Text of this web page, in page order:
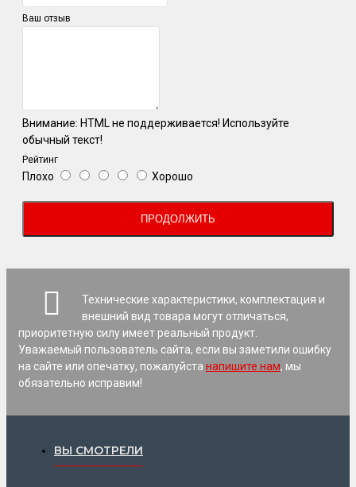
Ваш отзыв
Внимание: HTML не поддерживается! Используйте
обычный текст!
Рейтинг
Плохо Хорошо
ПРОДОЛЖИТЬ
Технические характеристики, комплектация и
внешний вид товара могут отличаться,
приоритетную силу имеет реальный продукт.
Уважаемый пользователь сайта, если вы заметили ошибку
на сайте или опечатку, пожалуйста напишите нам, мы
обязательно исправим!
ВЫ СМОТРЕЛИ